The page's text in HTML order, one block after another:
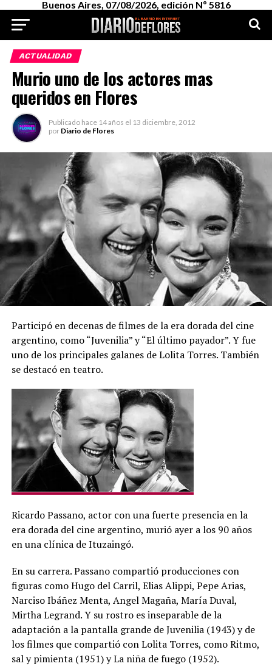
Buenos Aires, 07/08/2026, edición Nº 5816
ACTUALIDAD
Murio uno de los actores mas
queridos en Flores
Publicado hace 14 años el 13 diciembre, 2012
por Diario de Flores
Participó en decenas de filmes de la era dorada del cine
argentino, como “Juvenilia” y “El último payador”. Y fue
uno de los principales galanes de Lolita Torres. También
se destacó en teatro.
Ricardo Passano, actor con una fuerte presencia en la
era dorada del cine argentino, murió ayer a los 90 años
en una clínica de Ituzaingó.
En su carrera. Passano compartió producciones con
figuras como Hugo del Carril, Elias Alippi, Pepe Arias,
Narciso Ibáñez Menta, Angel Magaña, María Duval,
Mirtha Legrand. Y su rostro es inseparable de la
adaptación a la pantalla grande de Juvenilia (1943) y de
los filmes que compartió con Lolita Torres, como Ritmo,
sal y pimienta (1951) y La niña de fuego (1952).